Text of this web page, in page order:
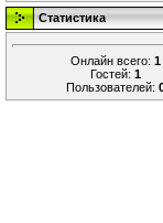
Статистика
Онлайн всего: 1
Гостей: 1
Пользователей: